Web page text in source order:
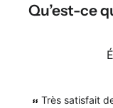
Qu’est-ce
Très satisfait